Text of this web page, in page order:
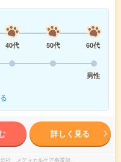
40代 50代
60代
男性
詳しく見る
社 メディカルケア事業部